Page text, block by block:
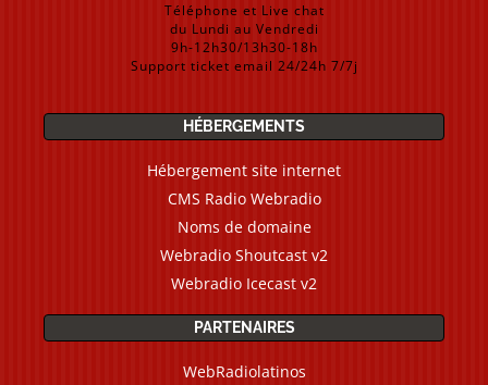
Téléphone et Live chat
du Lundi au Vendredi
9h-12h30/13h30-18h
Support ticket email 24/24h 7/7j
HÉBERGEMENTS
Hébergement site internet
CMS Radio Webradio
Noms de domaine
Webradio Shoutcast v2
Webradio Icecast v2
PARTENAIRES
WebRadiolatinos